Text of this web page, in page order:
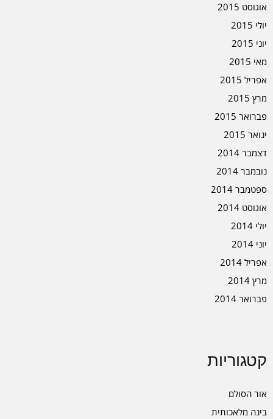
אוגוסט 2015
יולי 2015
יוני 2015
מאי 2015
אפריל 2015
מרץ 2015
פברואר 2015
ינואר 2015
דצמבר 2014
נובמבר 2014
ספטמבר 2014
אוגוסט 2014
יולי 2014
יוני 2014
אפריל 2014
מרץ 2014
פברואר 2014
קטגוריות
אור הסולם
בינה מלאכותית